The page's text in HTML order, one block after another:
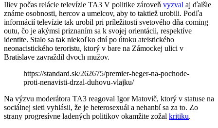
Iliev počas relácie televízie TA3 V politike zároveň vyzval aj ďalšie
známe osobnosti, hercov a umelcov, aby to taktiež urobili. Podľa
informácií televízie tak urobil pri príležitosti svetového dňa coming
outu, čo je akýmsi priznaním sa k svojej orientácii, respektíve
identite. Stalo sa tak niekoľko dní po útoku ateistického
neonacistického teroristu, ktorý v bare na Zámockej ulici v
Bratislave zavraždil dvoch mužov.
https://standard.sk/262675/premier-heger-na-pochode-
proti-nenavisti-drzal-duhovu-vlajku/
Na výzvu moderátora TA3 reagoval Igor Matovič, ktorý v statuse na
sociálnej sieti vyhlásil, že je heterosexuál a nehanbí sa za to. Zo
strany progresívne ladených politikov okamžite zožal kritiku.